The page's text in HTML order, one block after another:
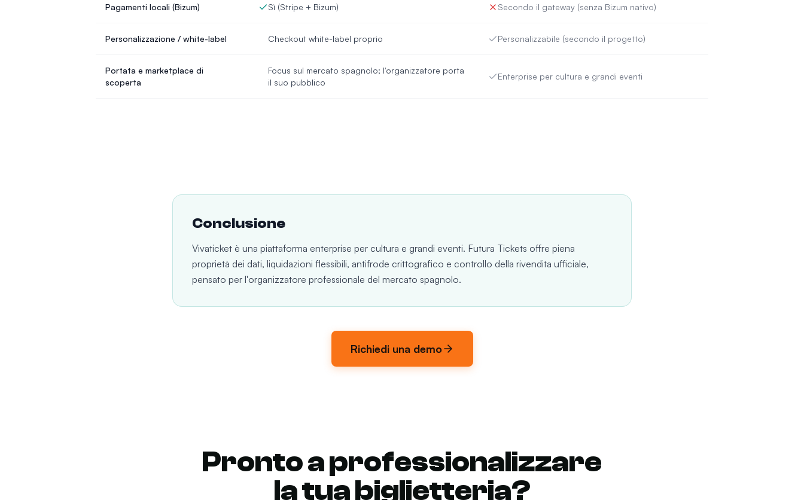
Pagamenti locali (Bizum) Sì (Stripe + Bizum) Secondo il gateway (senza Bizum nativo)
Personalizzazione / white-label Checkout white-label proprio Personalizzabile (secondo il progetto)
Portata e marketplace di
scoperta
Focus sul mercato spagnolo; l'organizzatore porta
il suo pubblico
Enterprise per cultura e grandi eventi
Conclusione
Vivaticket è una piattaforma enterprise per cultura e grandi eventi. Futura Tickets offre piena
proprietà dei dati, liquidazioni flessibili, antifrode crittografico e controllo della rivendita ufficiale,
pensato per l'organizzatore professionale del mercato spagnolo.
Richiedi una demo
Pronto a professionalizzare
la tua biglietteria?